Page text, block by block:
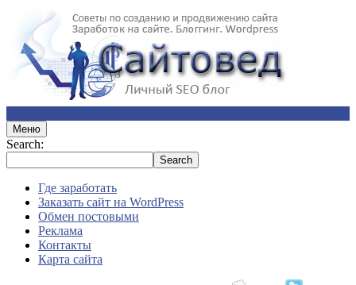
Меню
Search:
Где заработать
Заказать сайт на WordPress
Обмен постовыми
Реклама
Контакты
Карта сайта